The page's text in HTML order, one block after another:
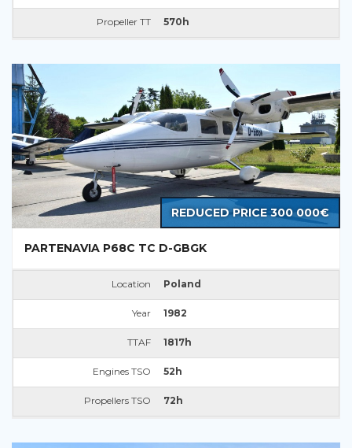
Propeller TT 570h
REDUCED PRICE 300 000€
PARTENAVIA P68C TC D-GBGK
Location Poland
Year 1982
TTAF 1817h
Engines TSO 52h
Propellers TSO 72h